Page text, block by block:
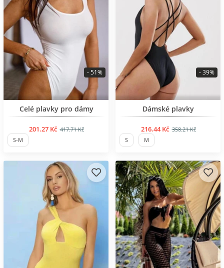
BESTSELLER
Celé plavky pro dámy
201.27 Kč 417.71 Kč
- 51%
S-M
BESTSELLER
Dámské plavky
216.44 Kč 358.21 Kč
- 39%
S M